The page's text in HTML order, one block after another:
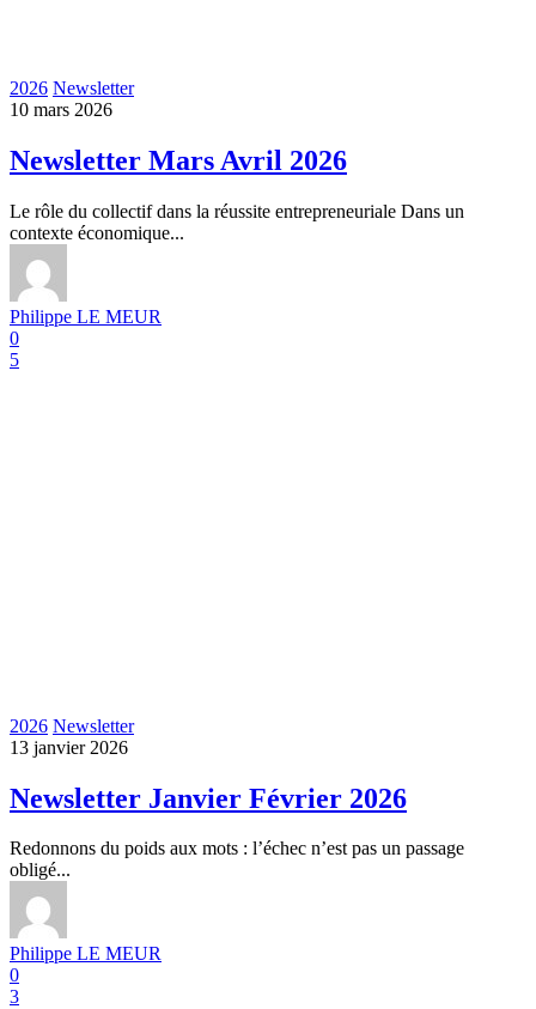
2026 Newsletter
10 mars 2026
Newsletter Mars Avril 2026
Le rôle du collectif dans la réussite entrepreneuriale Dans un
contexte économique...
Philippe LE MEUR
0
5
2026 Newsletter
13 janvier 2026
Newsletter Janvier Février 2026
Redonnons du poids aux mots : l’échec n’est pas un passage
obligé...
Philippe LE MEUR
0
3